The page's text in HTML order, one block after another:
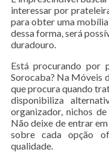
interessar por
para obter uma
dessa forma, será
duradouro.
Está procurando por
Sorocaba? Na Móveis
que procura quando
disponibiliza
organizador, nichos
Não deixe de entrar
sobre cada opção
qualidade.